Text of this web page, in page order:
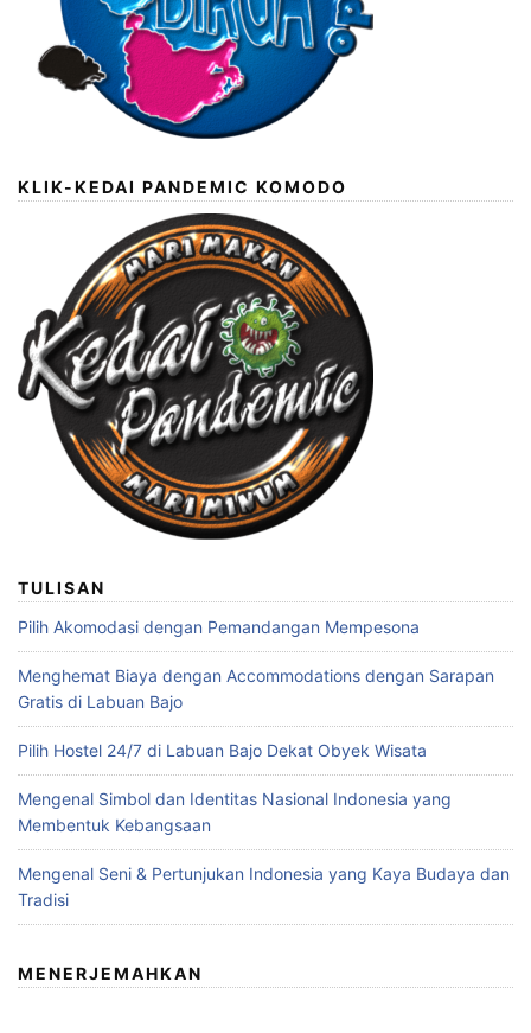
KLIK-KEDAI PANDEMIC KOMODO
TULISAN
Pilih Akomodasi dengan Pemandangan Mempesona
Menghemat Biaya dengan Accommodations dengan Sarapan
Gratis di Labuan Bajo
Pilih Hostel 24/7 di Labuan Bajo Dekat Obyek Wisata
Mengenal Simbol dan Identitas Nasional Indonesia yang
Membentuk Kebangsaan
Mengenal Seni & Pertunjukan Indonesia yang Kaya Budaya dan
Tradisi
MENERJEMAHKAN